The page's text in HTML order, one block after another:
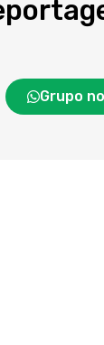
Grupo